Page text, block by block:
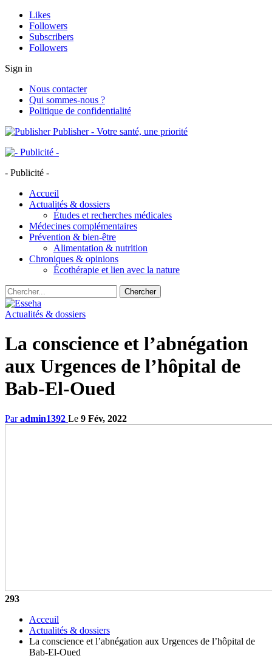
Likes
Followers
Subscribers
Followers
Sign in
Nous contacter
Qui sommes-nous ?
Politique de confidentialité
Publisher - Votre santé, une priorité
- Publicité -
Accueil
Actualités & dossiers
Études et recherches médicales
Médecines complémentaires
Prévention & bien-être
Alimentation & nutrition
Chroniques & opinions
Écothérapie et lien avec la nature
Actualités & dossiers
La conscience et l’abnégation
aux Urgences de l’hôpital de
Bab-El-Oued
Paradmin1392 Le 9 Fév, 2022
293
Acceuil
Actualités & dossiers
La conscience et l’abnégation aux Urgences de l’hôpital de
Bab-El-Oued